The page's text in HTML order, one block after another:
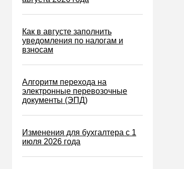
Как в августе заполнить
уведомления по налогам и
взносам
Алгоритм перехода на
электронные перевозочные
документы (ЭПД)
Изменения для бухгалтера с 1
июля 2026 года